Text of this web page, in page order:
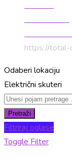
https://total-
Odaberi lokaciju
Električni skuteri
Pretraži
Filtriraj oglase
Toggle Filter